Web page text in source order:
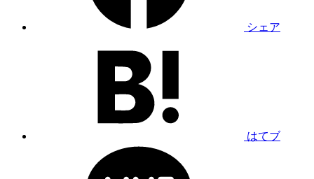
シェア
はてブ